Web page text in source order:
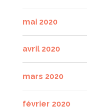
mai 2020
avril 2020
mars 2020
février 2020